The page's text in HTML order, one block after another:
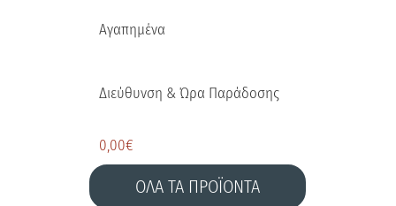
Αγαπημένα
Διεύθυνση & Ώρα Παράδοσης
0,00€
ΟΛΑ ΤΑ ΠΡΟΪΟΝΤΑ